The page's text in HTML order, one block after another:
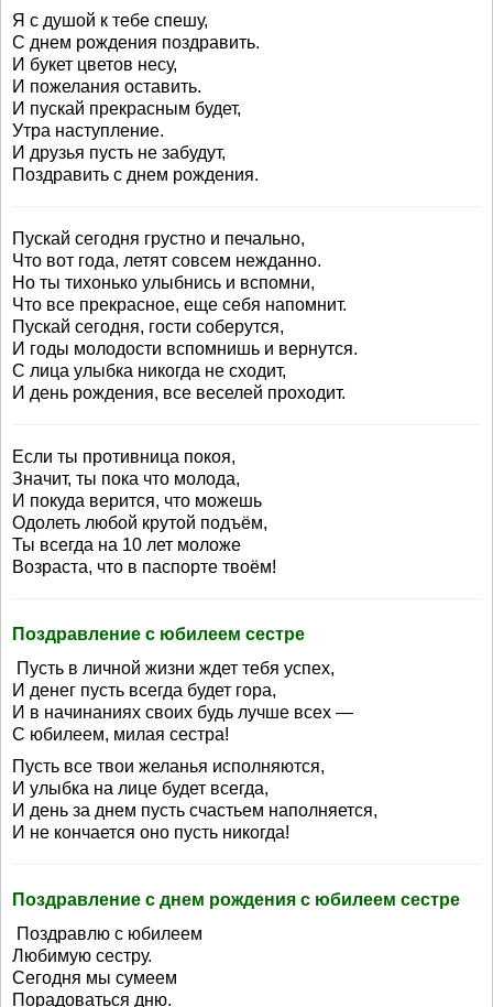
Я с душой к тебе спешу,
С днем рождения поздравить.
И букет цветов несу,
И пожелания оставить.
И пускай прекрасным будет,
Утра наступление.
И друзья пусть не забудут,
Поздравить с днем рождения.
Пускай сегодня грустно и печально,
Что вот года, летят совсем нежданно.
Но ты тихонько улыбнись и вспомни,
Что все прекрасное, еще себя напомнит.
Пускай сегодня, гости соберутся,
И годы молодости вспомнишь и вернутся.
С лица улыбка никогда не сходит,
И день рождения, все веселей проходит.
Если ты противница покоя,
Значит, ты пока что молода,
И покуда верится, что можешь
Одолеть любой крутой подъём,
Ты всегда на 10 лет моложе
Возраста, что в паспорте твоём!
Поздравление с юбилеем сестре
Пусть в личной жизни ждет тебя успех,
И денег пусть всегда будет гора,
И в начинаниях своих будь лучше всех —
С юбилеем, милая сестра!
Пусть все твои желанья исполняются,
И улыбка на лице будет всегда,
И день за днем пусть счастьем наполняется,
И не кончается оно пусть никогда!
Поздравление с днем рождения с юбилеем сестре
Поздравлю с юбилеем
Любимую сестру.
Сегодня мы сумеем
Порадоваться дню.